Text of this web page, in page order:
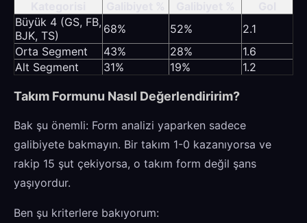
Büyük 4 (GS, FB,
BJK, TS)
68% 52%
2.1
Orta Segment
43% 28%
1.6
Alt Segment
31% 19% 1.2
Takım Formunu Nasıl Değerlendiririm?
Bak şu önemli: Form analizi yaparken sadece
galibiyete bakmayın. Bir takım 1-0 kazanıyorsa ve
rakip 15 şut çekiyorsa, o takım form değil şans
yaşıyordur.
Ben şu kriterlere bakıyorum: